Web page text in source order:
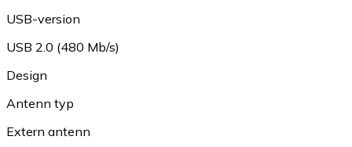
USB-version
USB 2.0 (480 Mb/s)
Design
Antenn typ
Extern antenn